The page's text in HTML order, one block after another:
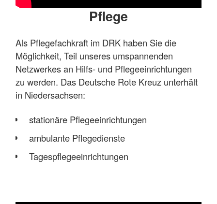
Pflege
Als Pflegefachkraft im DRK haben Sie die
Möglichkeit, Teil unseres umspannenden
Netzwerkes an Hilfs- und Pflegeeinrichtungen
zu werden. Das Deutsche Rote Kreuz unterhält
in Niedersachsen:
stationäre Pflegeeinrichtungen
ambulante Pflegedienste
Tagespflegeeinrichtungen